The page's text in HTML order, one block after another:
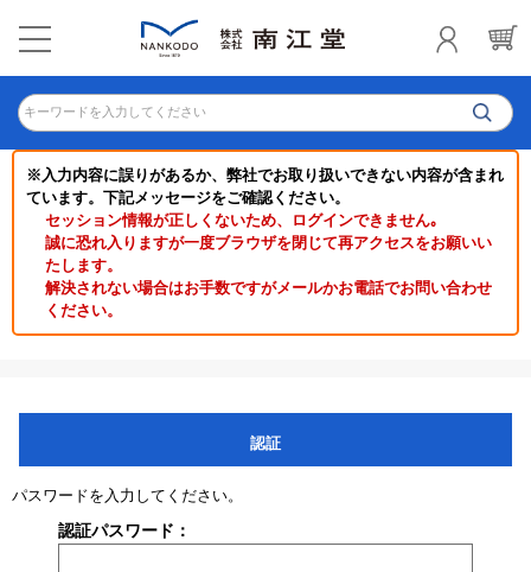
キーワードを入力してください
※入力内容に誤りがあるか、弊社でお取り扱いできない内容が含まれ
ています。下記メッセージをご確認ください。
セッション情報が正しくないため、ログインできません｡
誠に恐れ入りますが一度ブラウザを閉じて再アクセスをお願いい
たします。
解決されない場合はお手数ですがメールかお電話でお問い合わせ
ください。
認証
パスワードを入力してください。
認証パスワード：